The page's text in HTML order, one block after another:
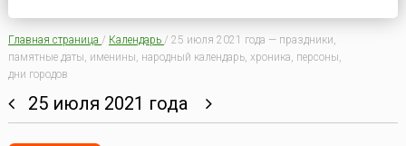
Главная страница / Календарь / 25 июля 2021 года — праздники,
памятные даты, именины, народный календарь, хроника, персоны,
дни городов
25 июля 2021 года